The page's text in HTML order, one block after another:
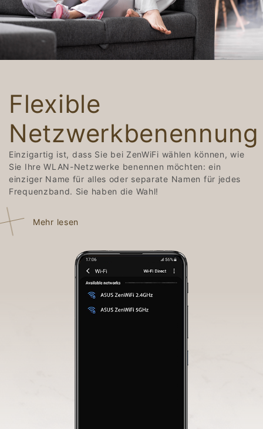
Flexible
Netzwerkbenennung
Einzigartig ist, dass Sie bei ZenWiFi wählen können, wie
Sie Ihre WLAN-Netzwerke benennen möchten: ein
einziger Name für alles oder separate Namen für jedes
Frequenzband. Sie haben die Wahl!
Mehr lesen